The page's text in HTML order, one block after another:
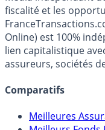
Premier guide
Média indépendant
fiscalité et les
Online) est 100%
assureurs, sociétés
Comparatifs